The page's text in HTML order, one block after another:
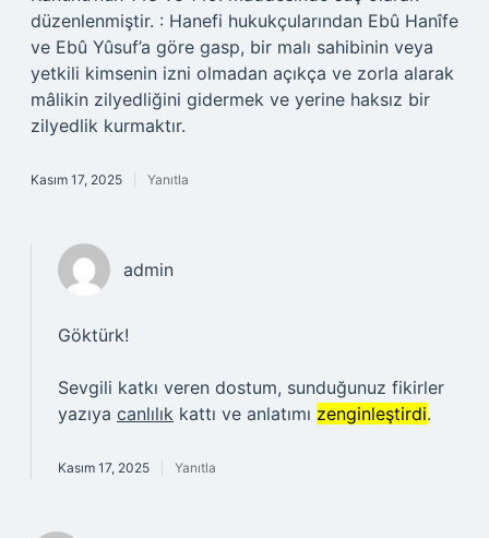
düzenlenmiştir. : Hanefi hukukçularından Ebû Hanîfe
ve Ebû Yûsuf’a göre gasp, bir malı sahibinin veya
yetkili kimsenin izni olmadan açıkça ve zorla alarak
mâlikin zilyedliğini gidermek ve yerine haksız bir
zilyedlik kurmaktır.
Kasım 17, 2025 Yanıtla
admin
Göktürk!
Sevgili katkı veren dostum, sunduğunuz fikirler
yazıya canlılık kattı ve anlatımı zenginleştirdi.
Kasım 17, 2025 Yanıtla